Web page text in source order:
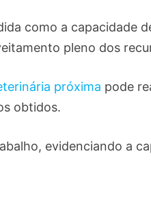
como a capacidade
pleno dos
próxima pode
obtidos.
evidenciando a